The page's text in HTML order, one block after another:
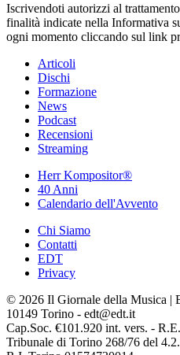
Iscrivendoti autorizzi al
finalità indicate nella Informativa
ogni momento cliccando sul link
Articoli
Dischi
Formazione
News
Podcast
Recensioni
Streaming
Herr Kompositor®
40 Anni
Calendario dell'Avvento
Chi Siamo
Contatti
EDT
Privacy
© 2026 Il Giornale della Musica |
10149 Torino - edt@edt.it
Cap.Soc. €101.920 int. vers. -
Tribunale di Torino 268/76 del